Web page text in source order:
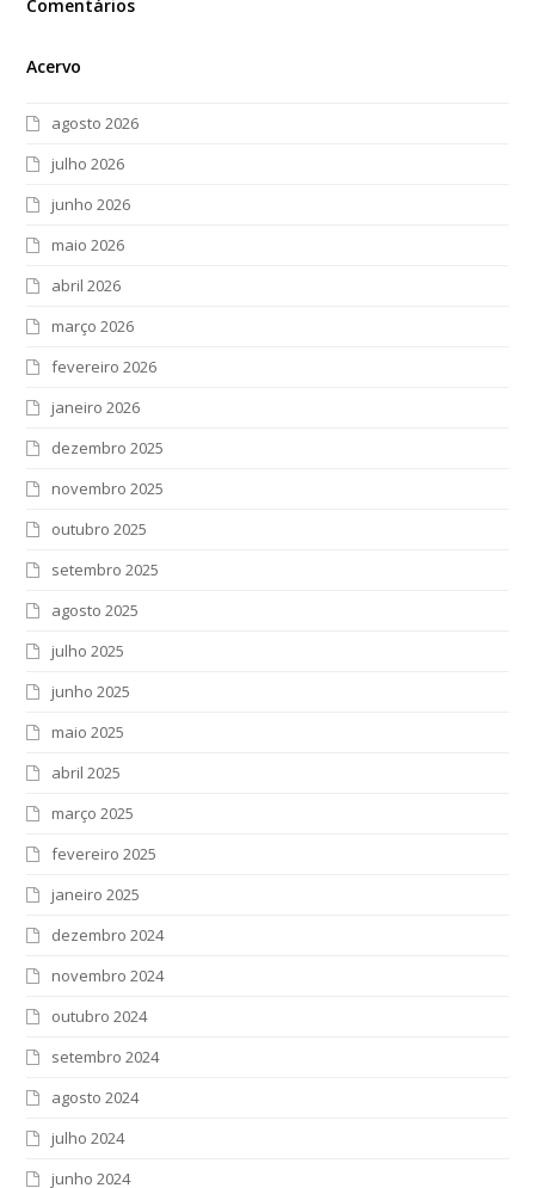
Comentários
Acervo
agosto 2026
julho 2026
junho 2026
maio 2026
abril 2026
março 2026
fevereiro 2026
janeiro 2026
dezembro 2025
novembro 2025
outubro 2025
setembro 2025
agosto 2025
julho 2025
junho 2025
maio 2025
abril 2025
março 2025
fevereiro 2025
janeiro 2025
dezembro 2024
novembro 2024
outubro 2024
setembro 2024
agosto 2024
julho 2024
junho 2024